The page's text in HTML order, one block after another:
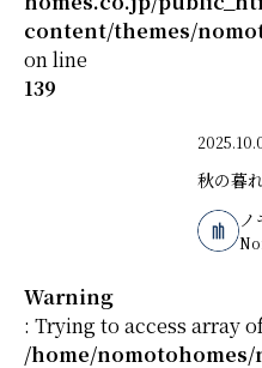
content/themes/
on line
139
秋の暮
Warning
: Trying to access array
/home/